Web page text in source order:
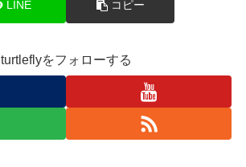
LINE コピー
turtleflyをフォローする